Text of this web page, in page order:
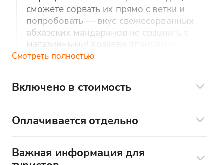
сможете сорвать их прямо с ветки и
попробовать — вкус свежесорванных
абхазских мандаринов не сравнить с
магазинными! Хозяева плантации
расскажут, какие сорта особенно
варенье, цукаты или свежие фрукты с
Новоафонский монастырь и
Вы посетите главную духовную
Смотреть полностью
Включено в стоимость
Для детей есть бустер - по
Оплачивается отдельно
Важная информация для